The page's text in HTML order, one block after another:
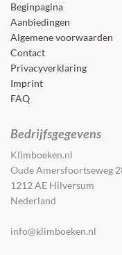
Beginpagina
Aanbiedingen
Algemene voorwaarden
Contact
Privacyverklaring
Imprint
FAQ
Bedrijfsgegevens
Klimboeken.nl
Oude Amersfoortseweg
1212 AE Hilversum
Nederland
info@klimboeken.nl